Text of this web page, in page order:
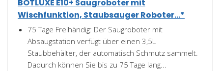
BOTLUXE E10+ Saugroboter mit
Wischfunktion, Staubsauger Roboter...*
75 Tage Freihändig: Der Saugroboter mit
Absaugstation verfügt über einen 3,5L
Staubbehälter, der automatisch Schmutz sammelt.
Dadurch können Sie bis zu 75 Tage lang...